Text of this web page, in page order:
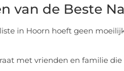
van de Beste
in Hoorn hoeft geen
met vrienden en familie